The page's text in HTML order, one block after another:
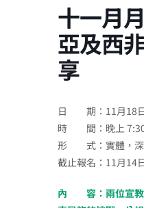
十一月
亞及西
享
日 期：11月18日
時 間：晚上
形 式：實體，深
截止報名：11月14
內 容：兩位宣教